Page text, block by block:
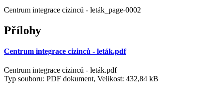
Centrum integrace cizinců - leták_page-0002
Přílohy
Centrum integrace cizinců - leták.pdf
Centrum integrace cizinců - leták.pdf
Typ souboru: PDF dokument, Velikost: 432,84 kB